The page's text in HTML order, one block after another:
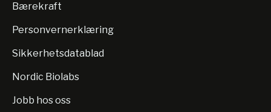
Bærekraft
Personvernerklæring
Sikkerhetsdatablad
Nordic Biolabs
Jobb hos oss